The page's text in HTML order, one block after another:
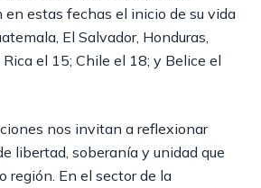
en estas fechas el inicio de su vida
El Salvador, Honduras,
el 15; Chile el 18; y Belice el
nos invitan a reflexionar
libertad, soberanía y unidad que
región. En el sector de la